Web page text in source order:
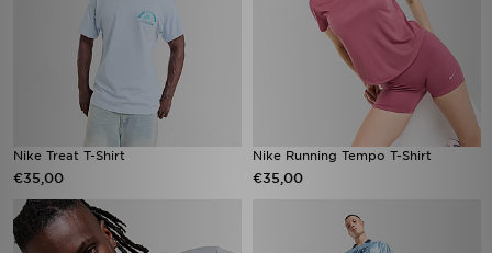
Nike Treat T-Shirt
€35,00
Nike Running Tempo T-Shirt
€35,00